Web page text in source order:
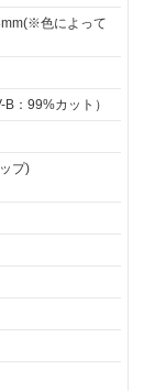
色によって
：99%カット）
プ)